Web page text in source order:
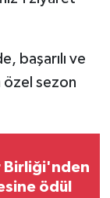
başarılı ve
özel sezon
Birliği'nden
ödül